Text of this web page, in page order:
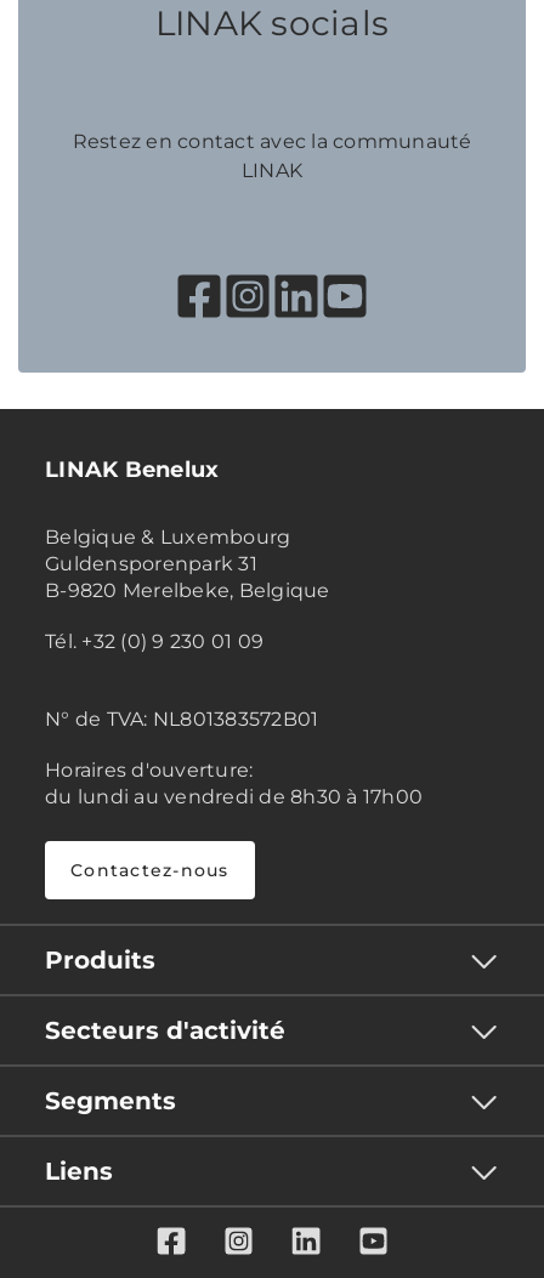
LINAK socials
Restez en contact avec la communauté
LINAK
LINAK Benelux
Belgique & Luxembourg
Guldensporenpark 31
B-9820 Merelbeke, Belgique
Tél. +32 (0) 9 230 01 09
N° de TVA: NL801383572B01
Horaires d'ouverture:
du lundi au vendredi de 8h30 à 17h00
Contactez-nous
Produits
Secteurs d'activité
Segments
Liens